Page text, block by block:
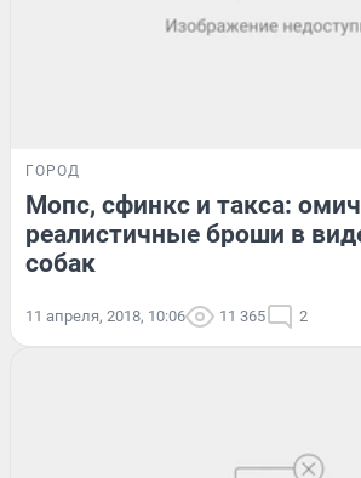
ГОРОД
Мопс, сфинкс и такса:
реалистичные броши в
собак
11 апреля, 2018, 10:06 11 365 2